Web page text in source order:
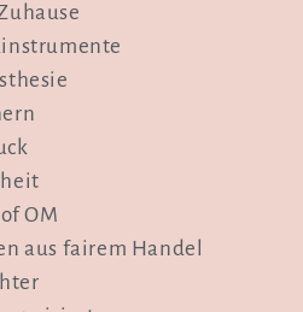
OM
aus fairem Handel